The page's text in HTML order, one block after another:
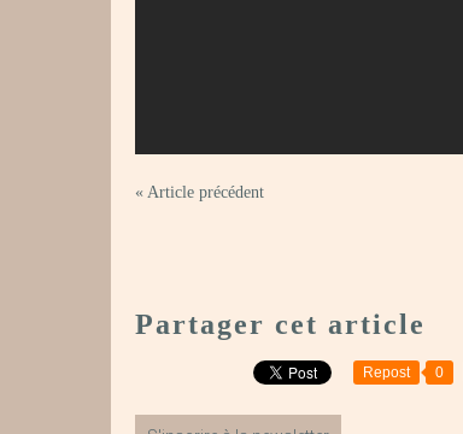
« Article précédent
Partager cet article
Repost 0